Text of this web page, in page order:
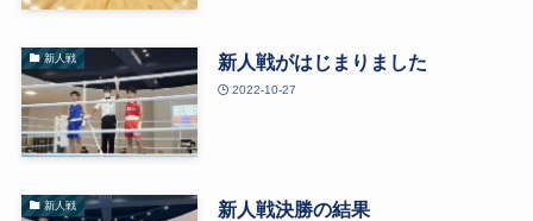
新人戦 新人戦がはじまりました
2022-10-27
新人戦 新人戦決勝の結果